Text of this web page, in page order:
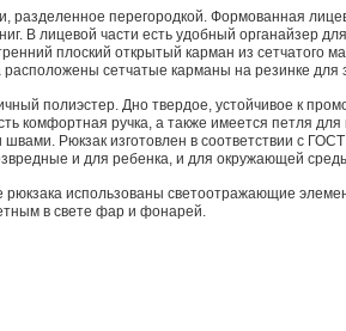
разделенное перегородкой. Формованная
В лицевой части есть удобный органайзер
плоский открытый карман из сетчатого
сетчатые карманы на резинке для
полиэстер. Дно твердое, устойчивое к
комфортная ручка, а также имеется петля
Рюкзак изготовлен в соответствии с
и для ребенка, и для окружающей
рюкзака использованы светоотражающие
в свете фар и фонарей.